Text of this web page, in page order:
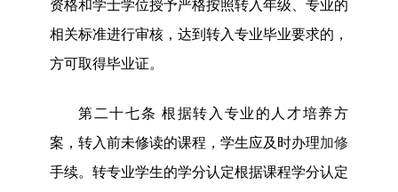
资格和学士学位授予严格按照转入年级、专业的
相关标准进行审核，达到转入专业毕业要求的，
方可取得毕业证。
第 二十七条 根据转入专业的人才培养方
案，转入前未修读的课程，学生应及时办理加修
手续。转专业学生的学分认定根据课程学分认定